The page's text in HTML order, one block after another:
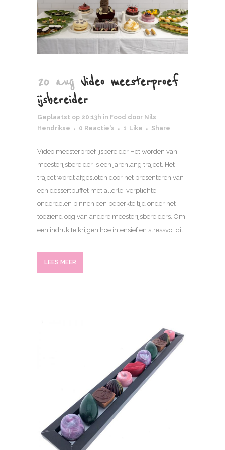
20 aug Video meesterproef
ijsbereider
Geplaatst op 20:13h in Food door Nils
Hendrikse
0 Reactie's 1 Like Share
Video meesterproef ijsbereider Het worden van
meesterijsbereider is een jarenlang traject. Het
traject wordt afgesloten door het presenteren van
een dessertbuffet met allerlei verplichte
onderdelen binnen een beperkte tijd onder het
toeziend oog van andere meesterijsbereiders. Om
een indruk te krijgen hoe intensief en stressvol dit...
LEES MEER